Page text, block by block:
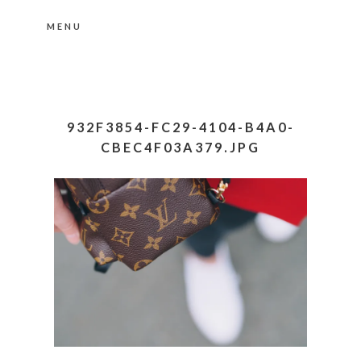
MENU
932F3854-FC29-4104-B4A0-
CBEC4F03A379.JPG